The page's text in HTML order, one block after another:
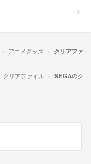
アニメグッズ
クリアファ
クリアファイル
SEGAのク